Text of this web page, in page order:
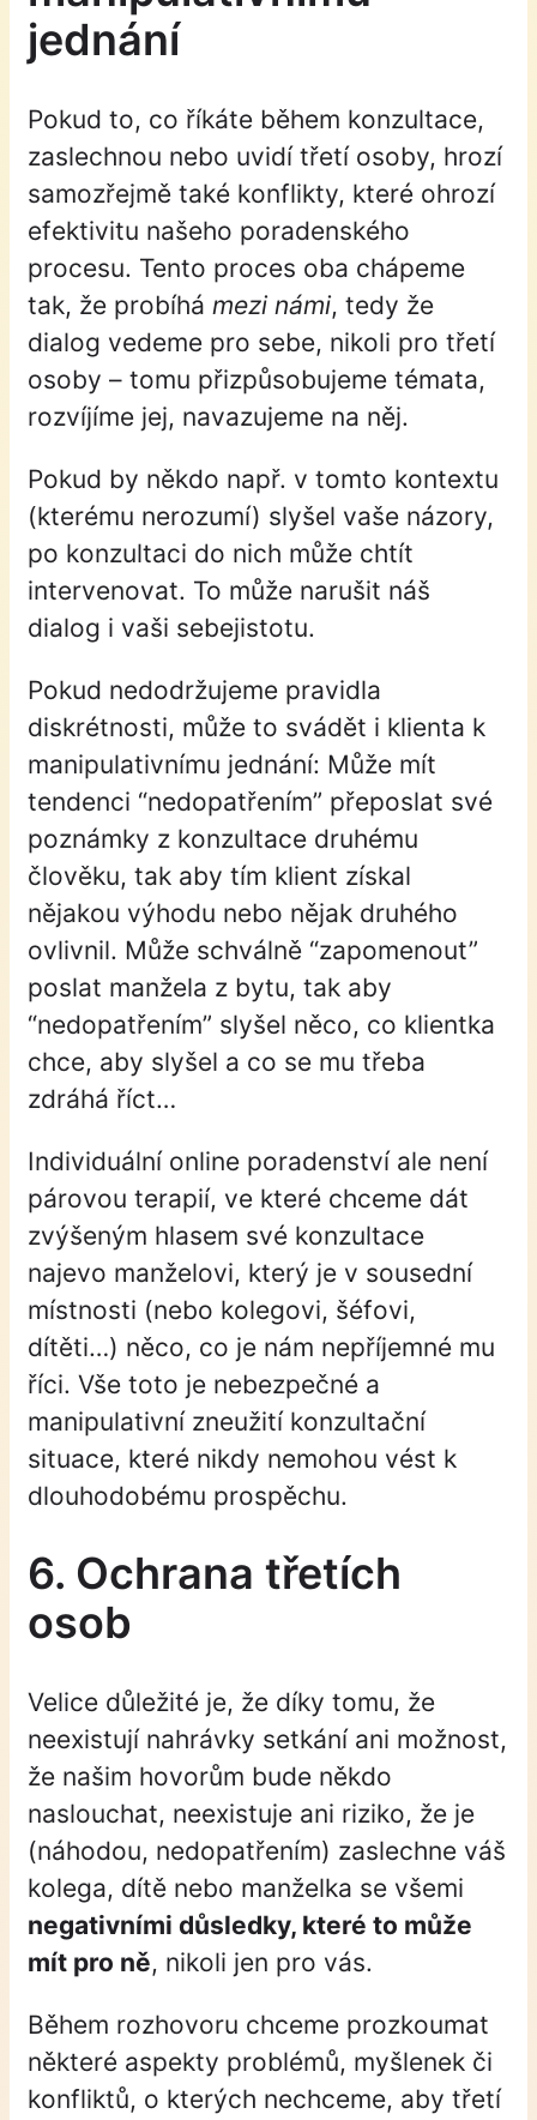
jednání
Pokud to, co říkáte během konzultace,
zaslechnou nebo uvidí třetí osoby, hrozí
samozřejmě také konflikty, které ohrozí
efektivitu našeho poradenského
procesu. Tento proces oba chápeme
tak, že probíhá mezi námi, tedy že
dialog vedeme pro sebe, nikoli pro třetí
osoby – tomu přizpůsobujeme témata,
rozvíjíme jej, navazujeme na něj.
Pokud by někdo např. v tomto kontextu
(kterému nerozumí) slyšel vaše názory,
po konzultaci do nich může chtít
intervenovat. To může narušit náš
dialog i vaši sebejistotu.
Pokud nedodržujeme pravidla
diskrétnosti, může to svádět i klienta k
manipulativnímu jednání: Může mít
tendenci “nedopatřením” přeposlat své
poznámky z konzultace druhému
člověku, tak aby tím klient získal
nějakou výhodu nebo nějak druhého
ovlivnil. Může schválně “zapomenout”
poslat manžela z bytu, tak aby
“nedopatřením” slyšel něco, co klientka
chce, aby slyšel a co se mu třeba
zdráhá říct…
Individuální online poradenství ale není
párovou terapií, ve které chceme dát
zvýšeným hlasem své konzultace
najevo manželovi, který je v sousední
místnosti (nebo kolegovi, šéfovi,
dítěti…) něco, co je nám nepříjemné mu
říci. Vše toto je nebezpečné a
manipulativní zneužití konzultační
situace, které nikdy nemohou vést k
dlouhodobému prospěchu.
6. Ochrana třetích
osob
Velice důležité je, že díky tomu, že
neexistují nahrávky setkání ani možnost,
že našim hovorům bude někdo
naslouchat, neexistuje ani riziko, že je
(náhodou, nedopatřením) zaslechne váš
kolega, dítě nebo manželka se všemi
negativními důsledky, které to může
mít pro ně, nikoli jen pro vás.
Během rozhovoru chceme prozkoumat
některé aspekty problémů, myšlenek či
konfliktů, o kterých nechceme, aby třetí